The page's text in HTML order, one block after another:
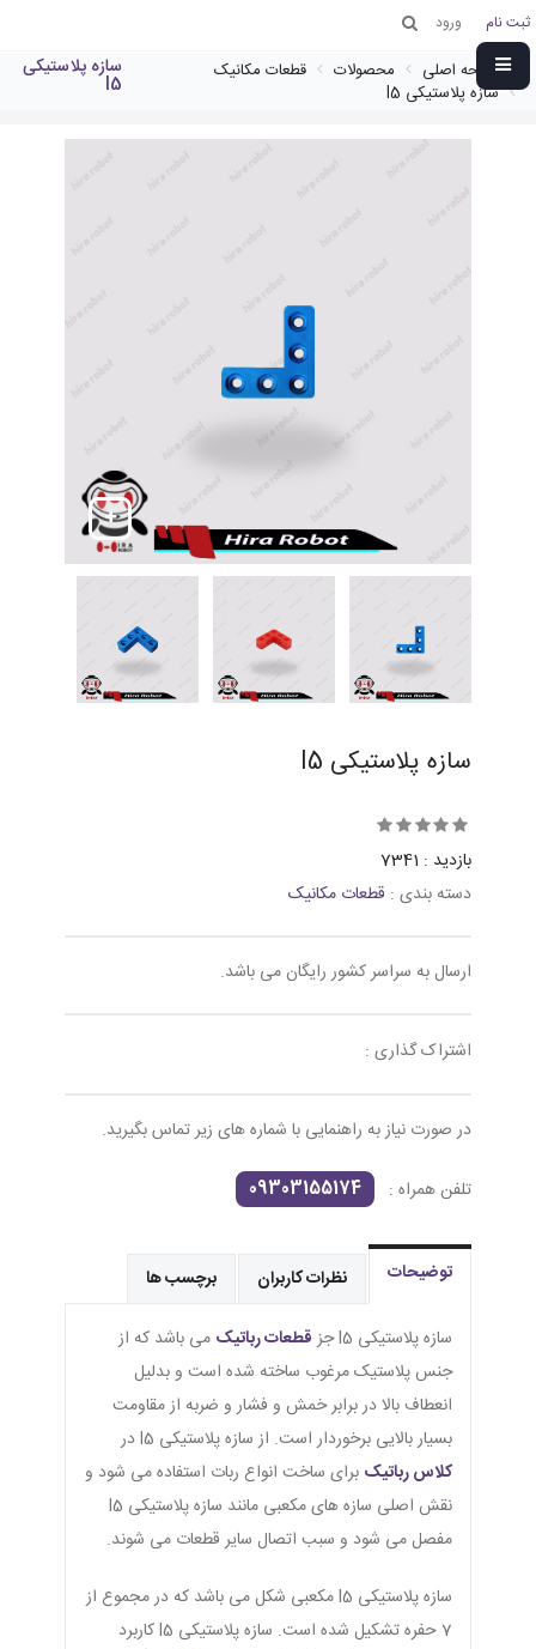
ثبت نام ورود
صفحه اصلی محصولات
قطعات مکانیک
سازه پلاستیکی l5
سازه پلاستیکی
l5
سازه پلاستیکی l5
بازدید : 7341
دسته بندی : قطعات مکانیک
ارسال به سراسر کشور رایگان می باشد.
اشتراک گذاری :
در صورت نیاز به راهنمایی با شماره های زیر تماس بگیرید.
تلفن همراه : 09303155174
توضیحات نظرات کاربران برچسب ها
سازه پلاستیکی l5 جز قطعات رباتیک می باشد که از
جنس پلاستیک مرغوب ساخته شده است و بدلیل
انعطاف بالا در برابر خمش و فشار و ضربه از مقاومت
بسیار بالایی برخوردار است. از سازه پلاستیکی l5 در
کلاس رباتیک برای ساخت انواع ربات استفاده می شود و
نقش اصلی سازه های مکعبی مانند سازه پلاستیکی l5
مفصل می شود و سبب اتصال سایر قطعات می شوند.
سازه پلاستیکی l5 مکعبی شکل می باشد که در مجموع از
7 حفره تشکیل شده است. سازه پلاستیکی l5 کاربرد